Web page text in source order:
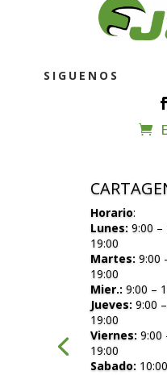
SIGUENOS
Horario:
Lunes: 9:00 –
19:00
Martes: 9:00
19:00
Mier.: 9:00 –
Jueves: 9:00
19:00
Viernes: 9:00
19:00
Sabado: